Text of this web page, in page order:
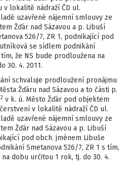
v lokalitě nádraží ČD ul.
uzavřené nájemní smlouvy ze
Žďár nad Sázavou a p. Libuší
526/7, ZR 1, podnikající pod
se sídlem podnikání
že NS bude prodloužena na
30. 4. 2011.
schvaluje prodloužení pronájmu
Žďáru nad Sázavou a to části p.
2 v k. ú. Město Žďár pod objektem
v lokalitě nádraží ČD ul.
uzavřené nájemní smlouvy ze
Žďár nad Sázavou a p. Libuší
pod obch. jménem Libuše
Smetanova 526/7, ZR 1 s tím,
dobu určitou 1 rok, tj. do 30. 4.